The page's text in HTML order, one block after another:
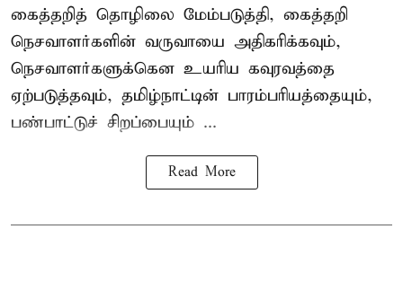
கைத்தறித் தொழிலை மேம்படுத்தி, கைத்தறி
நெசவாளர்களின் வருவாயை அதிகரிக்கவும்,
நெசவாளர்களுக்கென உயரிய கவுரவத்தை
ஏற்படுத்தவும், தமிழ்நாட்டின் பாரம்பரியத்தையும்,
பண்பாட்டுச் சிறப்பையும் ...
Read More